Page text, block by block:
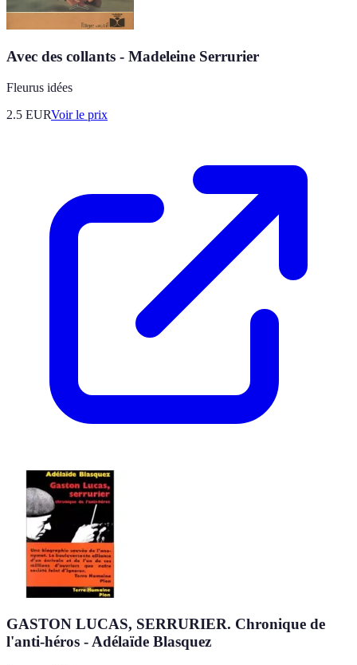
Avec des collants - Madeleine Serrurier
Fleurus idées
2.5 EURVoir le prix
GASTON LUCAS, SERRURIER. Chronique de
l'anti-héros - Adélaïde Blasquez